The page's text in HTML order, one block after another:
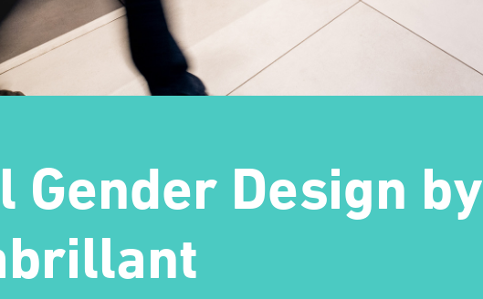
Gender Design by